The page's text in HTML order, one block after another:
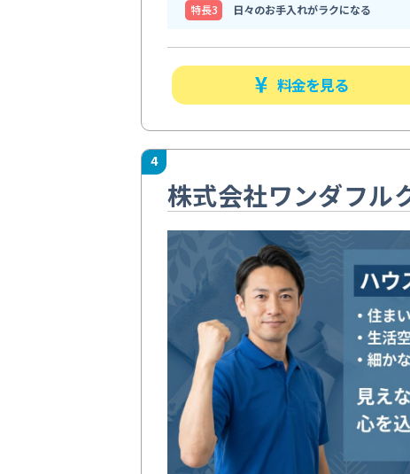
特⻑3
日々のお手入れがラクになる
料金を見る
4
株式会社ワンダフル